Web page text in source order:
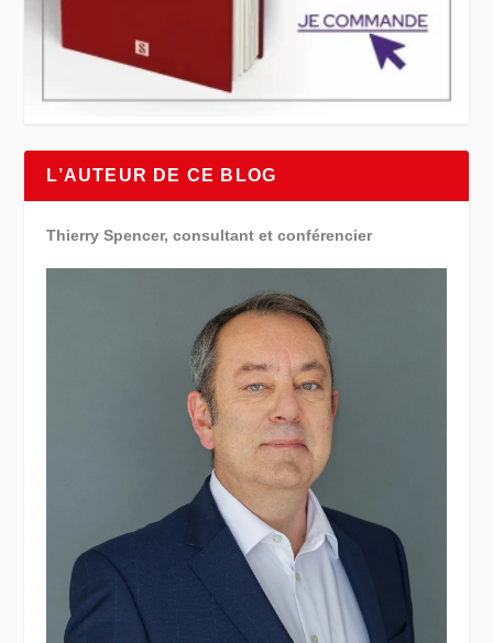
L’AUTEUR DE CE BLOG
Thierry Spencer, consultant et conférencier